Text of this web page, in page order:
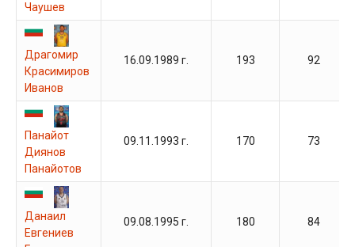
Чаушев
Драгомир
Красимиров
Иванов
16.09.1989 г. 193 92
Панайот
Диянов
Панайотов
09.11.1993 г. 170 73
Данаил
Евгениев
09.08.1995 г. 180 84